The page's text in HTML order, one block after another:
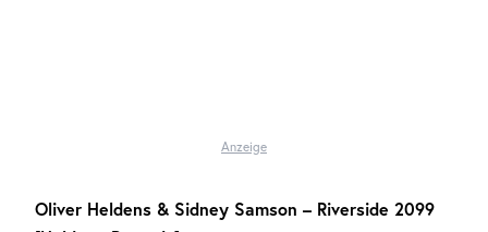
Anzeige
Oliver Heldens & Sidney Samson – Riverside 2099